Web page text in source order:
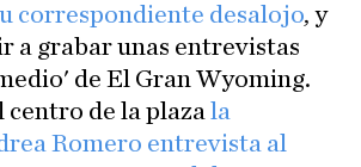
correspondiente desalojo, y
a grabar unas entrevistas
de El Gran Wyoming.
de la plaza la
Romero entrevista al